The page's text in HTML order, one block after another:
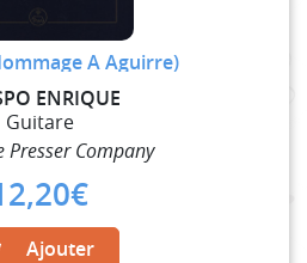
A Aguirre)
ENRIQUE
Guitare
Presser Company
€
Ajouter